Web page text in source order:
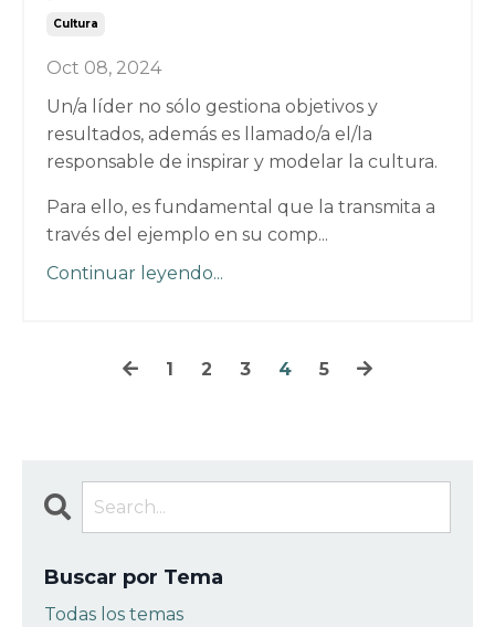
Cultura
Oct 08, 2024
Un/a líder no sólo gestiona objetivos y
resultados, además es llamado/a el/la
responsable de inspirar y modelar la cultura.
Para ello, es fundamental que la transmita a
través del ejemplo en su comp...
Continuar leyendo...
1 2 3 4 5
Buscar por Tema
Todas los temas